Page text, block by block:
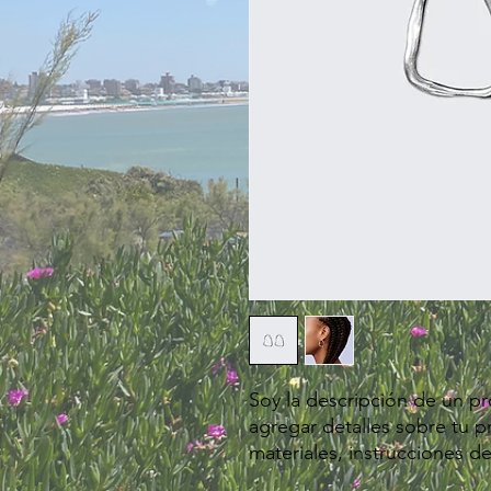
Soy la descripción de un
agregar detalles sobre tu
materiales, instrucciones